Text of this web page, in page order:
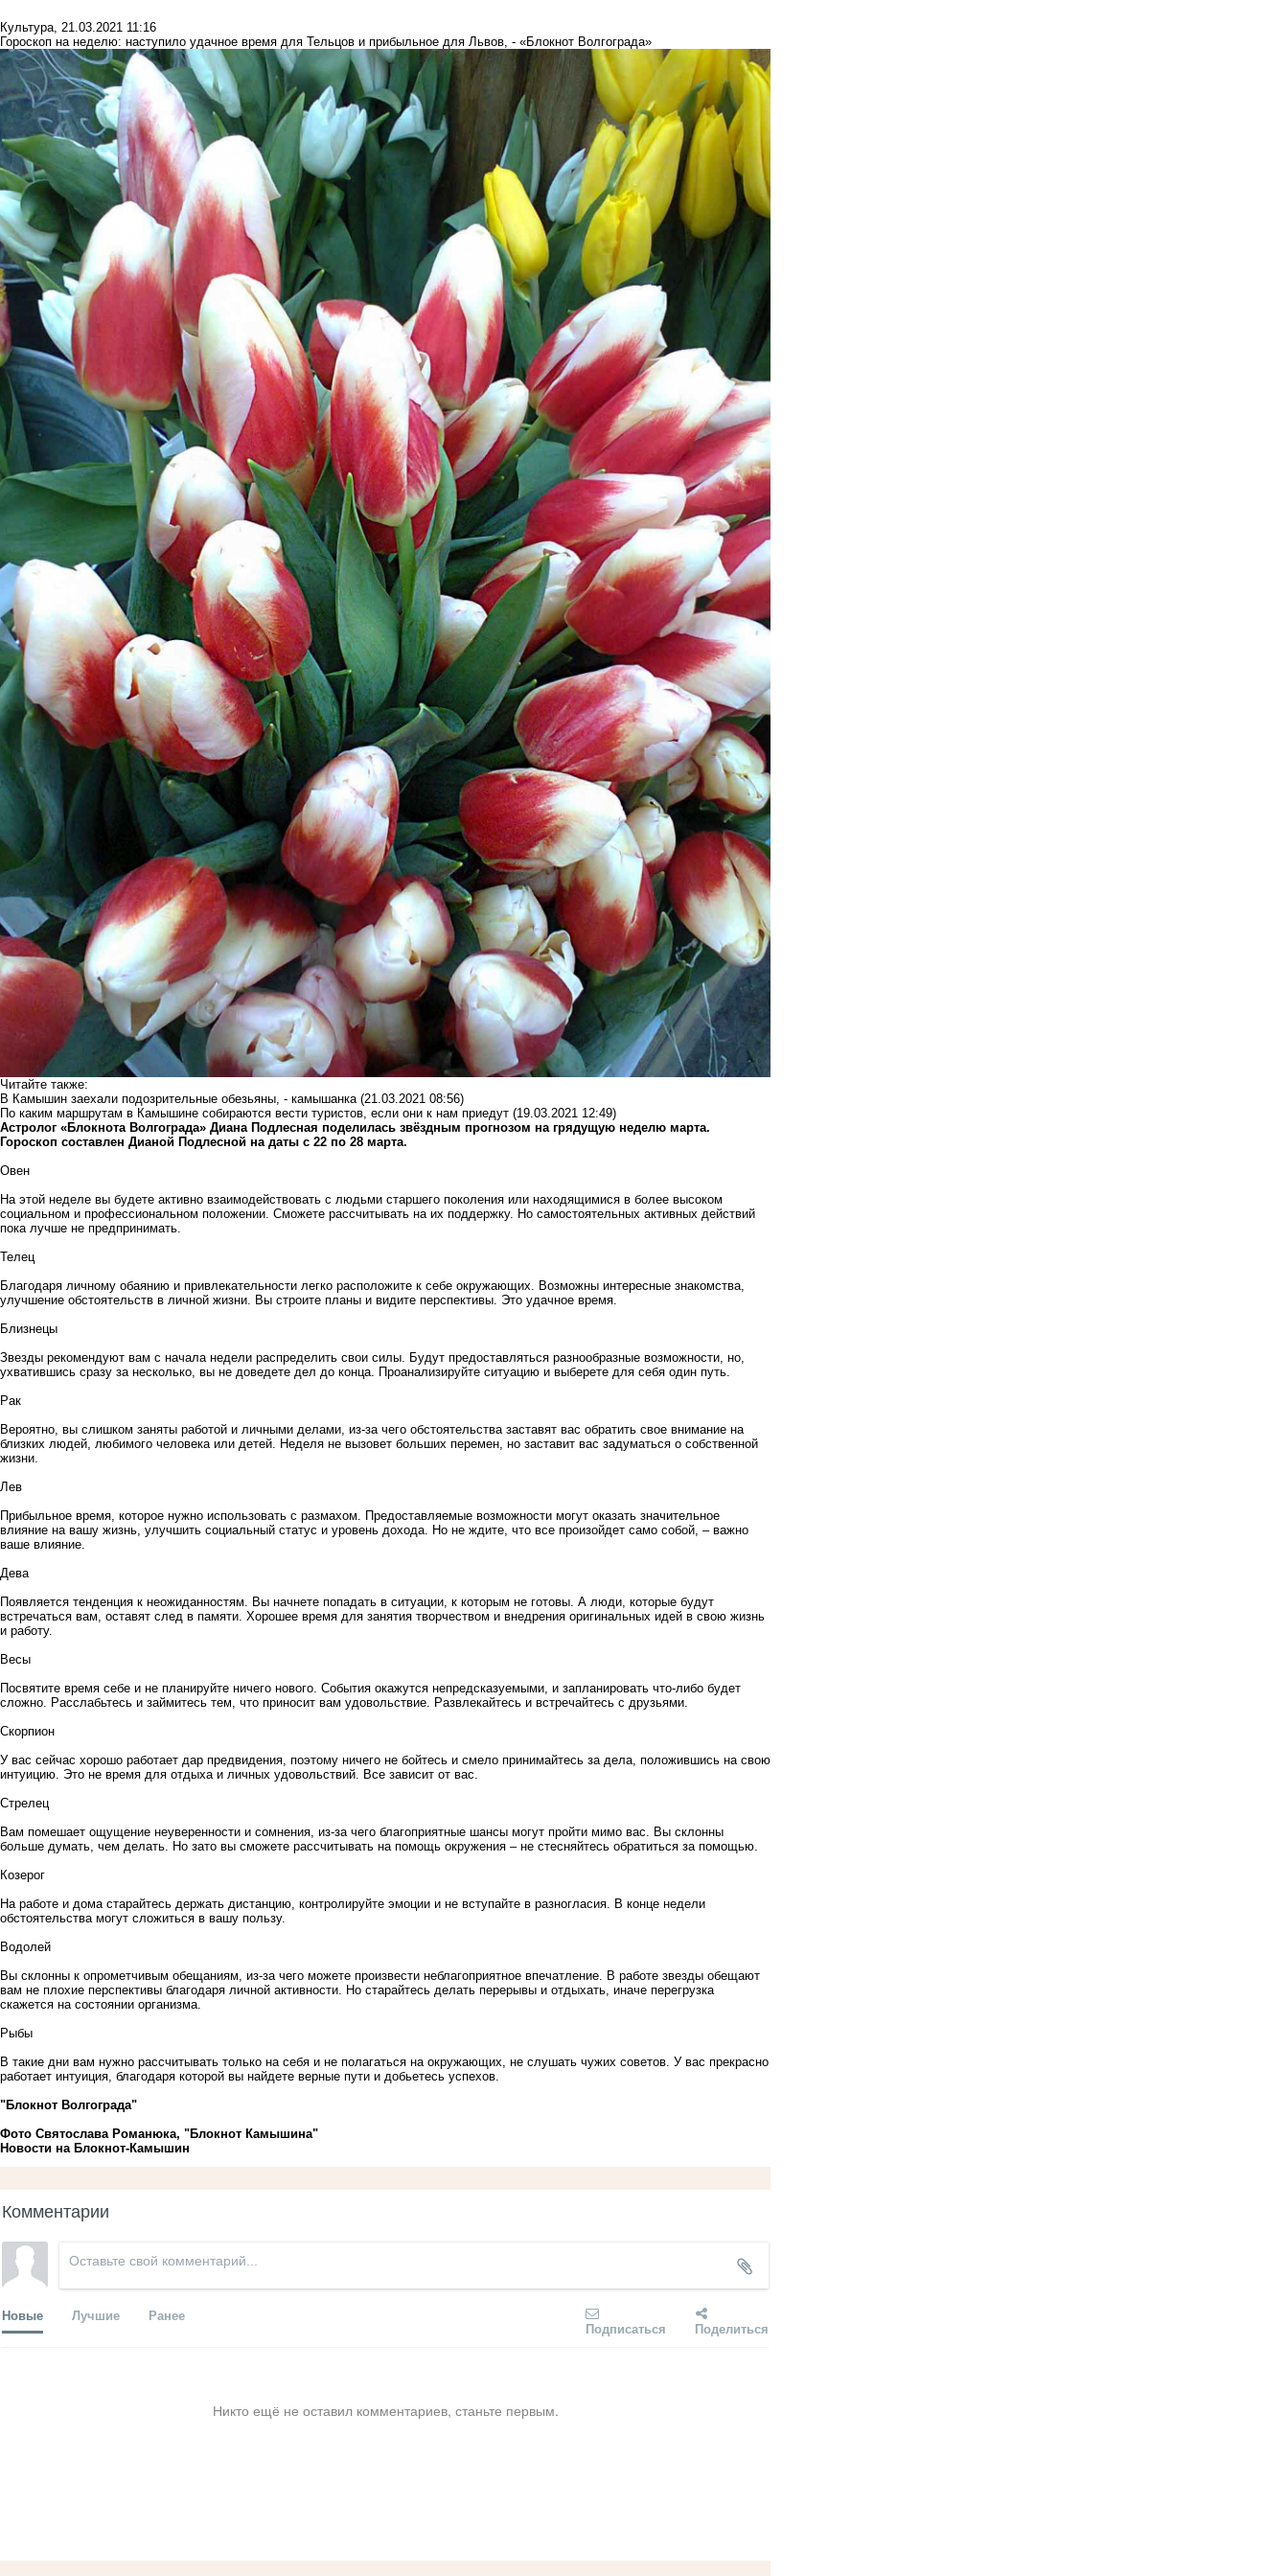
Культура, 21.03.2021 11:16
Гороскоп на неделю: наступило удачное время для Тельцов и прибыльное для Львов, - «Блокнот Волгограда»
Читайте также:
В Камышин заехали подозрительные обезьяны, - камышанка (21.03.2021 08:56)
По каким маршрутам в Камышине собираются вести туристов, если они к нам приедут (19.03.2021 12:49)
Астролог «Блокнота Волгограда» Диана Подлесная поделилась звёздным прогнозом на грядущую неделю марта.
Гороскоп составлен Дианой Подлесной на даты с 22 по 28 марта.
Овен
На этой неделе вы будете активно взаимодействовать с людьми старшего поколения или находящимися в более высоком
социальном и профессиональном положении. Сможете рассчитывать на их поддержку. Но самостоятельных активных действий
пока лучше не предпринимать.
Телец
Благодаря личному обаянию и привлекательности легко расположите к себе окружающих. Возможны интересные знакомства,
улучшение обстоятельств в личной жизни. Вы строите планы и видите перспективы. Это удачное время.
Близнецы
Звезды рекомендуют вам с начала недели распределить свои силы. Будут предоставляться разнообразные возможности, но,
ухватившись сразу за несколько, вы не доведете дел до конца. Проанализируйте ситуацию и выберете для себя один путь.
Рак
Вероятно, вы слишком заняты работой и личными делами, из-за чего обстоятельства заставят вас обратить свое внимание на
близких людей, любимого человека или детей. Неделя не вызовет больших перемен, но заставит вас задуматься о собственной
жизни.
Лев
Прибыльное время, которое нужно использовать с размахом. Предоставляемые возможности могут оказать значительное
влияние на вашу жизнь, улучшить социальный статус и уровень дохода. Но не ждите, что все произойдет само собой, – важно
ваше влияние.
Дева
Появляется тенденция к неожиданностям. Вы начнете попадать в ситуации, к которым не готовы. А люди, которые будут
встречаться вам, оставят след в памяти. Хорошее время для занятия творчеством и внедрения оригинальных идей в свою жизнь
и работу.
Весы
Посвятите время себе и не планируйте ничего нового. События окажутся непредсказуемыми, и запланировать что-либо будет
сложно. Расслабьтесь и займитесь тем, что приносит вам удовольствие. Развлекайтесь и встречайтесь с друзьями.
Скорпион
У вас сейчас хорошо работает дар предвидения, поэтому ничего не бойтесь и смело принимайтесь за дела, положившись на свою
интуицию. Это не время для отдыха и личных удовольствий. Все зависит от вас.
Стрелец
Вам помешает ощущение неуверенности и сомнения, из-за чего благоприятные шансы могут пройти мимо вас. Вы склонны
больше думать, чем делать. Но зато вы сможете рассчитывать на помощь окружения – не стесняйтесь обратиться за помощью.
Козерог
На работе и дома старайтесь держать дистанцию, контролируйте эмоции и не вступайте в разногласия. В конце недели
обстоятельства могут сложиться в вашу пользу.
Водолей
Вы склонны к опрометчивым обещаниям, из-за чего можете произвести неблагоприятное впечатление. В работе звезды обещают
вам не плохие перспективы благодаря личной активности. Но старайтесь делать перерывы и отдыхать, иначе перегрузка
скажется на состоянии организма.
Рыбы
В такие дни вам нужно рассчитывать только на себя и не полагаться на окружающих, не слушать чужих советов. У вас прекрасно
работает интуиция, благодаря которой вы найдете верные пути и добьетесь успехов.
"Блокнот Волгограда"
Фото Святослава Романюка, "Блокнот Камышина"
Новости на Блoкнoт-Камышин
Комментарии
Новые Лучшие Ранее
Подписаться Поделиться
Никто ещё не оставил комментариев, станьте первым.